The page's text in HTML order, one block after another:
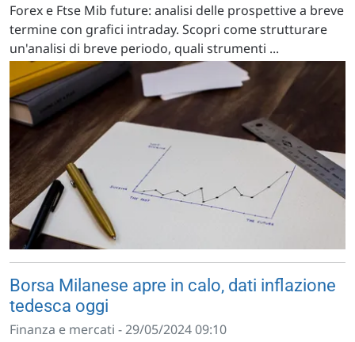
Forex e Ftse Mib future: analisi delle prospettive a breve
termine con grafici intraday. Scopri come strutturare
un'analisi di breve periodo, quali strumenti ...
Borsa Milanese apre in calo, dati inflazione
tedesca oggi
Finanza e mercati - 29/05/2024 09:10